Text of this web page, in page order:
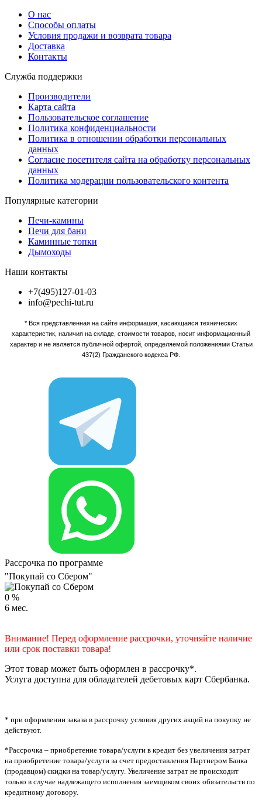
О нас
Способы оплаты
Условия продажи и возврата товара
Доставка
Контакты
Служба поддержки
Производители
Карта сайта
Пользовательское соглашение
Политика конфиденциальности
Политика в отношении обработки персональных
данных
Согласие посетителя сайта на обработку персональных
данных
Политика модерации пользовательского контента
Популярные категории
Печи-камины
Печи для бани
Каминные топки
Дымоходы
Наши контакты
+7(495)127-01-03
info@pechi-tut.ru
* Вся представленная на сайте информация, касающаяся технических
характеристик, наличия на складе, стоимости товаров, носит информационный
характер и не является публичной офертой, определяемой положениями Статьи
437(2) Гражданского кодекса РФ.
Рассрочка по программе
"Покупай со Сбером"
0 %
6 мес.
Внимание! Перед оформление рассрочки, уточняйте наличие
или срок поставки товара!
Этот товар может быть оформлен в рассрочку*.
Услуга доступна для обладателей дебетовых карт Сбербанка.
* при оформлении заказа в рассрочку условия других акций на покупку не
действуют.
*Рассрочка – приобретение товара/услуги в кредит без увеличения затрат
на приобретение товара/услуги за счет предоставления Партнером Банка
(продавцом) скидки на товар/услугу. Увеличение затрат не происходит
только в случае надлежащего исполнения заемщиком своих обязательств по
кредитному договору.